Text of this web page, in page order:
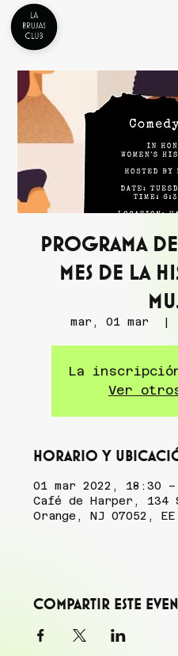
Programa
Mes de la
mar, 01 mar
  |
La
Ver
Horario y
01 mar 2022, 18:30
Café de Harper, 134
Orange, NJ 07052,
Compartir este